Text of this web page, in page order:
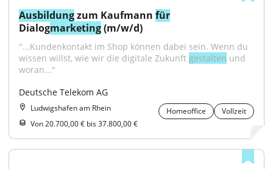
Ausbildung zum Kaufmann für
Dialogmarketing (m/w/d)
"...Kundenkontakt im Shop können dabei sein. Wenn du
wissen willst, wie wir die digitale Zukunft gestalten und
woran..."
Deutsche Telekom AG
Ludwigshafen am Rhein Homeoffice
Vollzeit
Von 20.700,00 € bis 37.800,00 €